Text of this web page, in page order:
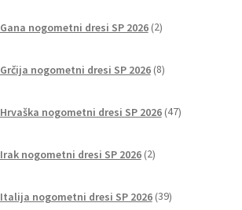
Gana nogometni dresi SP 2026 2izdelka
Grčija nogometni dresi SP 2026 8izdelkov
Hrvaška nogometni dresi SP 2026 47izdelkov
Irak nogometni dresi SP 2026 2izdelka
Italija nogometni dresi SP 2026 39izdelkov